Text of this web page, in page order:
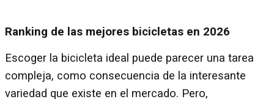
Ranking de las mejores bicicletas en 2026
Escoger la bicicleta ideal puede parecer una tarea
compleja, como consecuencia de la interesante
variedad que existe en el mercado. Pero,